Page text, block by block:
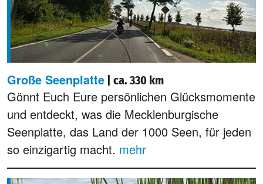
Große Seenplatte | ca. 330 km
Gönnt Euch Eure persönlichen Glücksmomente
und entdeckt, was die Mecklenburgische
Seenplatte, das Land der 1000 Seen, für jeden
so einzigartig macht. mehr